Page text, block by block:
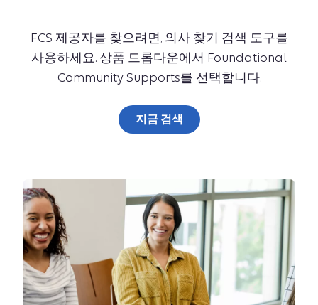
FCS 제공자를 찾으려면, 의사 찾기 검색 도구를
사용하세요. 상품 드롭다운에서 Foundational
Community Supports를 선택합니다.
지금 검색